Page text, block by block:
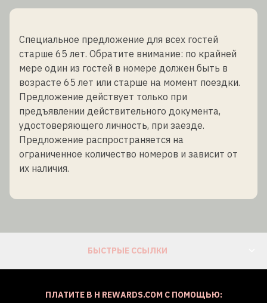
Специальное предложение для всех гостей
старше 65 лет. Обратите внимание: по крайней
мере один из гостей в номере должен быть в
возрасте 65 лет или старше на момент поездки.
Предложение действует только при
предъявлении действительного документа,
удостоверяющего личность, при заезде.
Предложение распространяется на
ограниченное количество номеров и зависит от
их наличия.
БЫСТРЫЕ ССЫЛКИ
ПЛАТИТЕ В H REWARDS.COM С ПОМОЩЬЮ: